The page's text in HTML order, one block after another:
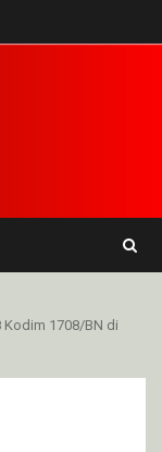
Kodim 1708/BN di